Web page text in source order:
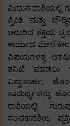
ಮಿಥುನ ರಾಶಿಯಲ್ಲಿ
ಪ್ರೀತಿ ಮತ್ತು
ಚದುರಿದ ಶಕ್ತಿಯ
ಕಾರ್ಯದ ಮೇಲೆ
ವಿಷಯಗಳತ್ತ
ತನಿಖೆ ಮಾಡಲು
ವಿಶ್ವಾಸಾರ್ಹ,
ಸಾಮರ್ಥ್ಯವನ್ನು
ರಾಶಿಯಲ್ಲಿ
ಸಂವಹನಶೀಲ